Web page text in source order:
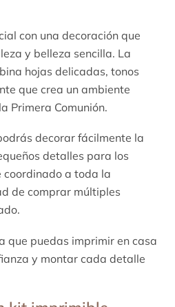
con una decoración que
y belleza sencilla. La
hojas delicadas, tonos
que crea un ambiente
Primera Comunión.
decorar fácilmente la
detalles para los
a toda la
de comprar múltiples
que puedas imprimir en casa
y montar cada detalle